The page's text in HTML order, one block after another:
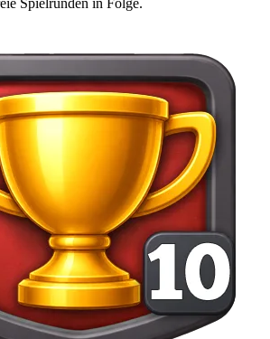
Spielrunden in Folge.